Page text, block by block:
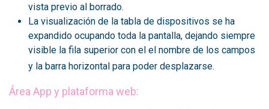
vista previo al borrado.
La visualización de la tabla de dispositivos se ha
expandido ocupando toda la pantalla, dejando siempre
visible la fila superior con el el nombre de los campos
y la barra horizontal para poder desplazarse.
Área App y plataforma web: